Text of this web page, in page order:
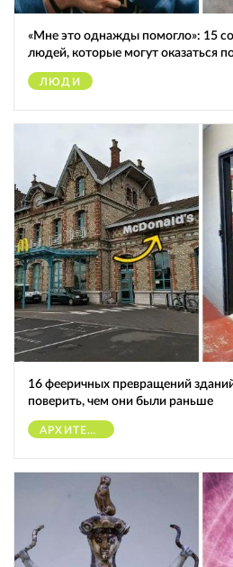
«Мне это однажды помогло»: 15
людей, которые могут оказаться
ЛЮДИ
16 фееричных превращений
поверить, чем они были раньше
АРХИТЕКТУРА